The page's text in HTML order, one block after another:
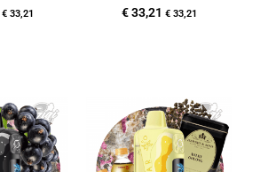
€33,21 €33,21 €33,21